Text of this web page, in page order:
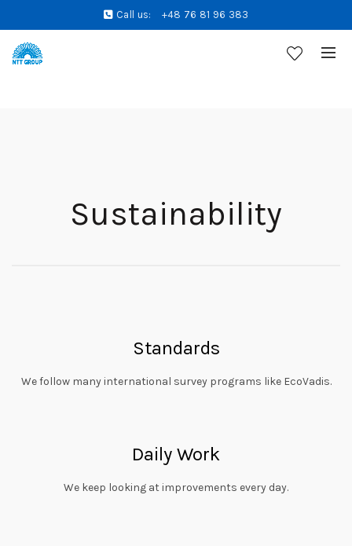
Call us: +48 76 81 96 383
Sustainability
Standards
We follow many international survey programs like EcoVadis.
Daily Work
We keep looking at improvements every day.